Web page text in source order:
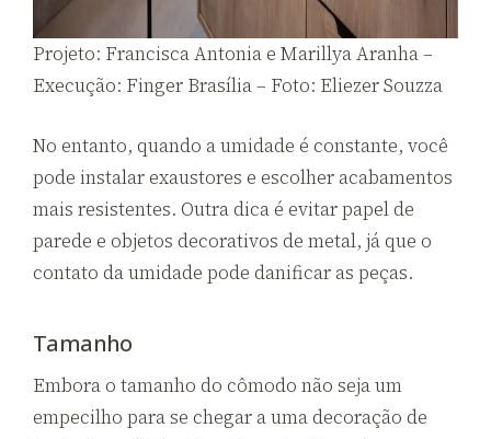
Projeto: Francisca Antonia e Marillya Aranha –
Execução: Finger Brasília – Foto: Eliezer Souzza
No entanto, quando a umidade é constante, você
pode instalar exaustores e escolher acabamentos
mais resistentes. Outra dica é evitar papel de
parede e objetos decorativos de metal, já que o
contato da umidade pode danificar as peças.
Tamanho
Embora o tamanho do cômodo não seja um
empecilho para se chegar a uma decoração de